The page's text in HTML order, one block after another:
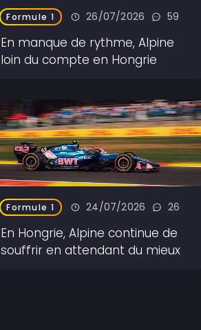
Formule 1 26/07/2026 59
En manque de rythme, Alpine
loin du compte en Hongrie
Formule 1 24/07/2026 26
En Hongrie, Alpine continue de
souffrir en attendant du mieux